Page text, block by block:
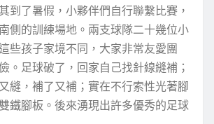
到了暑假，小夥伴們自行聯繫比賽，
側的訓練場地。兩支球隊二十幾位小
些孩子家境不同，大家非常友愛團
。足球破了，回家自己找針線縫補；
縫，補了又補；實在不行索性光著腳
鐵腳板。後來湧現出許多優秀的足球